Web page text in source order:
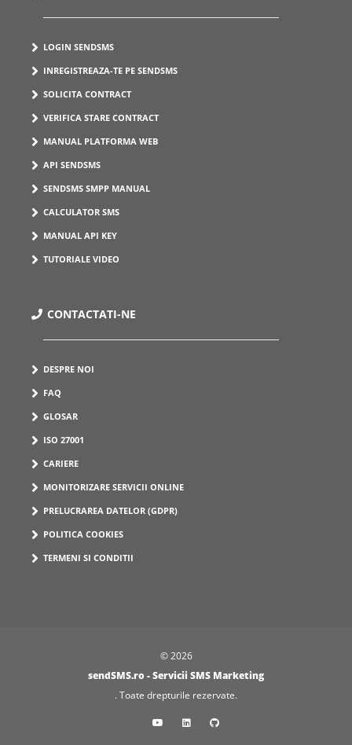
LOGIN SENDSMS
INREGISTREAZA-TE PE SENDSMS
SOLICITA CONTRACT
VERIFICA STARE CONTRACT
MANUAL PLATFORMA WEB
API SENDSMS
SENDSMS SMPP MANUAL
CALCULATOR SMS
MANUAL API KEY
TUTORIALE VIDEO
CONTACTATI-NE
DESPRE NOI
FAQ
GLOSAR
ISO 27001
CARIERE
MONITORIZARE SERVICII ONLINE
PRELUCRAREA DATELOR (GDPR)
POLITICA COOKIES
TERMENI SI CONDITII
© 2026
sendSMS.ro - Servicii SMS Marketing
. Toate drepturile rezervate.